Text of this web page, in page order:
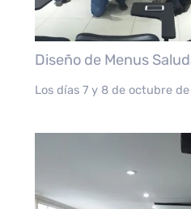
Diseño de Menus
Los días 7 y 8 de octubre